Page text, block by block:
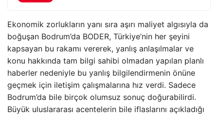
Ekonomik zorlukların yanı sıra aşırı maliyet algısıyla da
boğuşan Bodrum’da BODER, Türkiye’nin her şeyini
kapsayan bu rakamı vererek, yanlış anlaşılmalar ve
konu hakkında tam bilgi sahibi olmadan yapılan planlı
haberler nedeniyle bu yanlış bilgilendirmenin önüne
geçmek için iletişim çalışmalarına hız verdi. Sadece
Bodrum’da bile birçok olumsuz sonuç doğurabilirdi.
Büyük uluslararası acentelerin bile iflaslarını açıkladığı